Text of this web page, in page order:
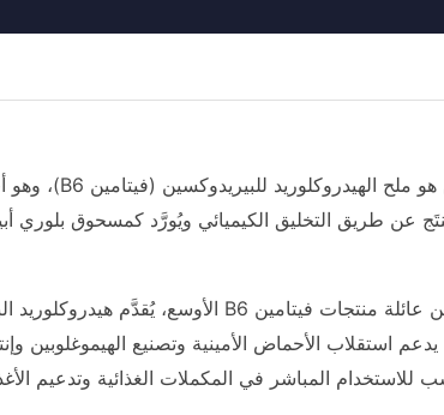
عن طريق التخليق الكيميائي ويُورَّد كمسحوق بلوري
يدعم استقلاب الأحماض الأمينية وتصنيع